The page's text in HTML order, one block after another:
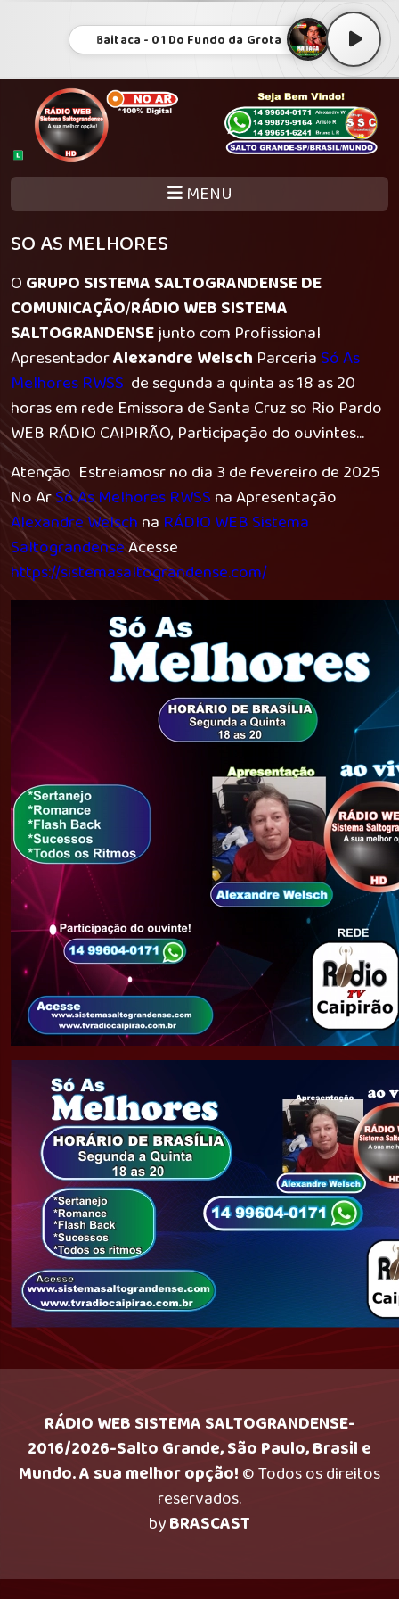
Baitaca - 01 Do Fundo da Grota
MENU
SO AS MELHORES
OGRUPO SISTEMA SALTOGRANDENSE DE
COMUNICAÇÃO/RÁDIO WEB SISTEMA
SALTOGRANDENSEjunto com Profissional
ApresentadorAlexandre Welsch ParceriaSó As
Melhores RWSS de segunda a quinta as 18 as 20
horas em rede Emissora de Santa Cruz so Rio Pardo
WEB RÁDIO CAIPIRÃO, Participação do ouvintes...
Atenção Estreiamosr no dia 3 de fevereiro de 2025
No ArSó As Melhores RWSSna Apresentação
Alexandre Welschna RÁDIO WEB Sistema
SaltograndenseAcesse
https://sistemasaltograndense.com/
RÁDIO WEB SISTEMA SALTOGRANDENSE-
2016/2026-Salto Grande, São Paulo, Brasil e
Mundo. A sua melhor opção!© Todos os direitos
reservados.
byBRASCAST